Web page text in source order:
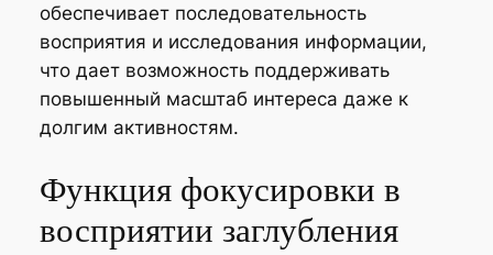
обеспечивает последовательность
восприятия и исследования информации,
что дает возможность поддерживать
повышенный масштаб интереса даже к
долгим активностям.
Функция фокусировки в
восприятии заглубления